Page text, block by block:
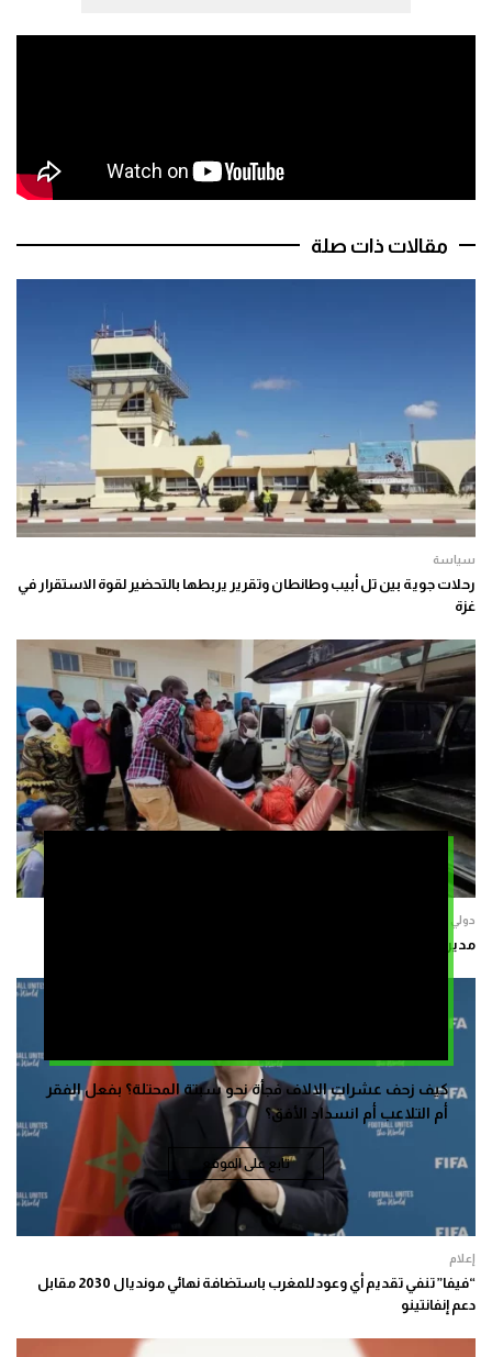
كيف زحف عشرات الالاف فجأة نحو سبتة المحتلة؟ بفعل الفقر
أم التلاعب أم انسداد الأفق؟
تابع على الموقع
مقالات ذات صلة
سياسة
رحلات جوية بين تل أبيب وطانطان وتقرير يربطها بالتحضير لقوة الاستقرار في
غزة
دولي
مدير منظمة الصحة العالمية يدعو إلى تعزيز الاستجابة لإيبولا
إعلام
“فيفا” تنفي تقديم أي وعود للمغرب باستضافة نهائي مونديال 2030 مقابل
دعم إنفانتينو